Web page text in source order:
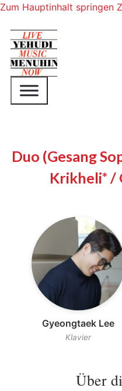
Zum Hauptinhalt springen
Duo (Gesang
Krikheli* /
Gyeongtaek Lee
Klavier
Über